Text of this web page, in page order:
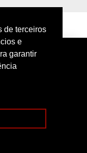
de terceiros
e
garantir